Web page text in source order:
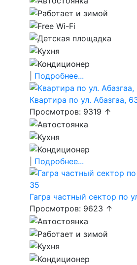
Подробнее...
Квартира по ул. Абазгаа,
Просмотров: 9319 ↑
Подробнее...
Гагра частный сектор по
Просмотров: 9623 ↑